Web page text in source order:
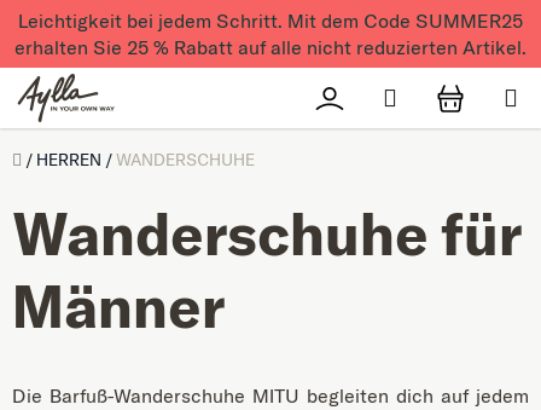
Zum Inhalt springen
Leichtigkeit bei jedem Schritt. Mit dem Code SUMMER25
erhalten Sie 25 % Rabatt auf alle nicht reduzierten Artikel.
Přihlášení
Suchen
Úvod
/ HERREN /WANDERSCHUHE
Wanderschuhe für
Männer
Die Barfuß-Wanderschuhe MITU begleiten dich auf jedem